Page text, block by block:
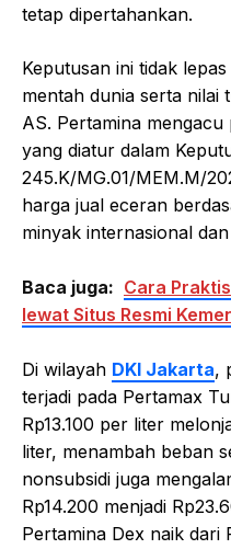
tetap dipertahankan.
Keputusan ini tidak
mentah dunia serta
AS. Pertamina
yang diatur dalam
245.K/MG.01/MEM.M/
harga jual eceran
minyak internasional
Baca juga: Cara
lewat Situs Resmi
Di wilayah DKI Jakarta,
terjadi pada Pertamax
Rp13.100 per liter
liter, menambah beban
nonsubsidi juga
Rp14.200 menjadi
Pertamina Dex naik dari